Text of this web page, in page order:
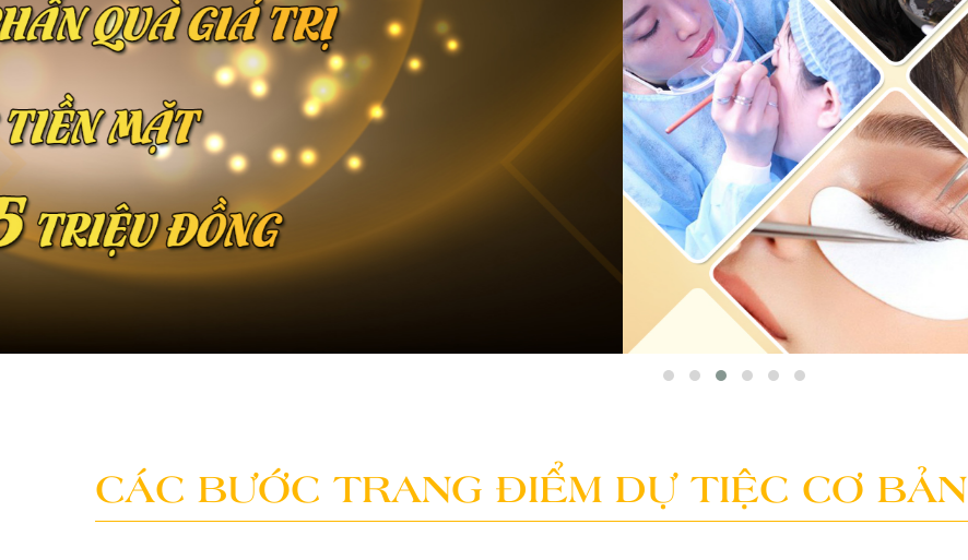
CÁC BƯỚC TRANG ĐIỂM DỰ TIỆC CƠ BẢN